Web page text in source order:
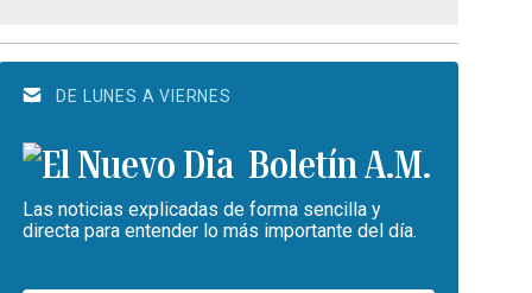
DE LUNES A VIERNES
Boletín A.M.
Las noticias explicadas de forma sencilla y
directa para entender lo más importante del día.